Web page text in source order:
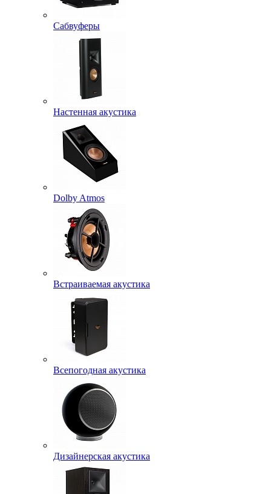
Сабвуферы
Настенная акустика
Dolby Atmos
Встраиваемая акустика
Всепогодная акустика
Дизайнерская акустика